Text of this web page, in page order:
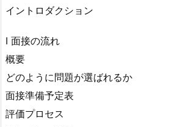
イントロダクション
I 面接の流れ
概要
どのように問題が選ばれるか
面接準備予定表
評価プロセス